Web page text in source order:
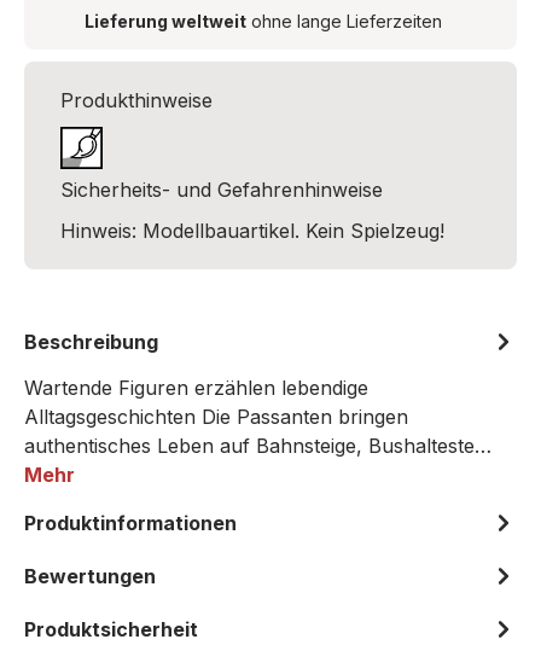
Lieferung weltweit ohne lange Lieferzeiten
Produkthinweise
Sicherheits- und Gefahrenhinweise
Hinweis: Modellbauartikel. Kein Spielzeug!
Beschreibung
Wartende Figuren erzählen lebendige
Alltagsgeschichten Die Passanten bringen
authentisches Leben auf Bahnsteige, Bushalteste…
Mehr
Produktinformationen
Bewertungen
Produktsicherheit